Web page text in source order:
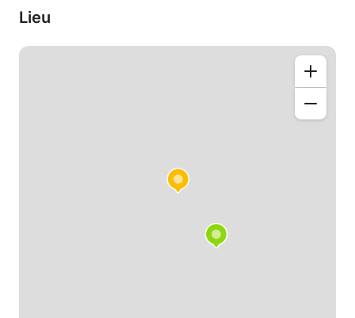
Marches) ou à la médiathèque de Chambéry
(73000).
scolaire, remise à niveau, préparation du brevet des
- Primaire (toutes les matières)
- Collège (toutes les matières)
- Bac+1 : Introduction au droit, préparation en vue
Lieu